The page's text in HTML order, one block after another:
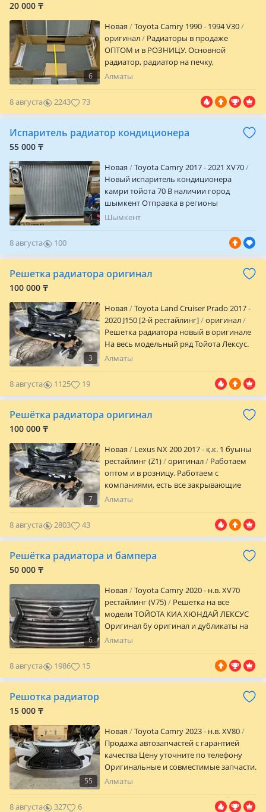
20 000 ₸
6
Новая
Toyota Camry 1990 - 1994 V30
оригинал
Радиаторы в продаже
ОПТОМ и в РОЗНИЦУ. Основной
радиатор, радиатор на печку,
кондиционер радиатор все в наличии.
за хорошие цены. Звоните уточняйте
Алматы
8 августа 2243 73
Испаритель радиатор кондиционера
55 000 ₸
4
Новая
Toyota Camry 2017 - 2021 XV70
Новый испаритель кондиционера
камри тойота 70 В наличии город
шымкент Отправка в регионы
курьерской службой
Шымкент
8 августа
100
0
Решетка радиатора оригинал
100 000 ₸
3
Новая
Toyota Land Cruiser Prado 2017 -
2020 J150 [2-й рестайлинг]
оригинал
Решетка радиатора новый в оригинале
На весь модельный ряд Тойота Лексус.
Бу оригинал, новый оригинал в
изъян. Отправки по городу и регионы
РК ежедневно. Большой ассортимент
кузовных автозапчастей в наличии. Наш
склад г. Алматы Баянаул 36а
закрывающие документы
Алматы
8 августа 1125 19
Решётка радиатора оригинал
100 000 ₸
7
Новая
Lexus NX 200 2017 - қ.к. 1 буыны
рестайлинг (Z1)
оригинал
Работаем
оптом и в розницу. Работаем с
компаниями, есть все закрывающие
документы. Наш склад г. Алматы
по кузову в оригинале на весь
модельный ряд Тойота Лексус.
Переделки кузова на рестайлинг.
Отправки в регионы РК Доставка по
Алматы
8 августа 2803 43
Решётка радиатора и бампера
50 000 ₸
6
Новая
Toyota Camry 2020 - н.в. XV70
рестайлинг (V75)
Решетка на все
модели ТОЙОТА КИА ХЮНДАЙ ЛЕКСУС
Оригинал бу оригинал и дубликаты на
заказ отправка в регионы
Алматы
8 августа 1986 15
Решотка радиатор
15 000 ₸
55
Новая
Toyota Camry 2023 - н.в. XV80
Продажа автозапчастей с гарантией
качества Цену уточните по телефону
Оригинальные и совместимые запчасти.
Все товары проверены на качество и
доставка по Казахстану и консультации
Алматы
8 августа 327 6